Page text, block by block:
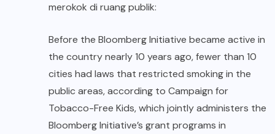
merokok di ruang publik:
Before the Bloomberg Initiative became active in
the country nearly 10 years ago, fewer than 10
cities had laws that restricted smoking in the
public areas, according to Campaign for
Tobacco-Free Kids, which jointly administers the
Bloomberg Initiative’s grant programs in